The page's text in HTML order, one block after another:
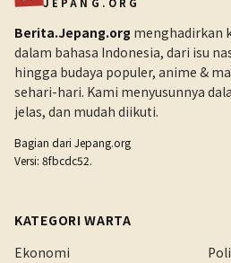
Berita.Jepang.org menghadirkan
dalam bahasa Indonesia, dari isu
hingga budaya populer, anime &
sehari-hari. Kami menyusunnya
jelas, dan mudah diikuti.
Bagian dari Jepang.org
Versi: 8fbcdc52.
KATEGORI WARTA
Ekonomi